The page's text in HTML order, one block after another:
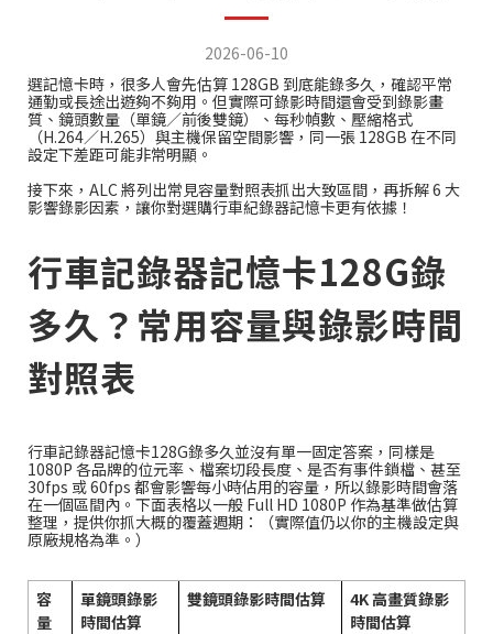
2026-06-10
選記憶卡時，很多人會先估算 128GB 到底能錄多久，確認平常
通勤或長途出遊夠不夠用。但實際可錄影時間還會受到錄影畫
質、鏡頭數量（單鏡／前後雙鏡）、每秒幀數、壓縮格式
（H.264／H.265）與主機保留空間影響，同一張 128GB 在不同
設定下差距可能非常明顯。
接下來，ALC 將列出常見容量對照表抓出大致區間，再拆解 6 大
影響錄影因素，讓你對選購行車紀錄器記憶卡更有依據！
行車記錄器記憶卡128G錄
多久？常用容量與錄影時間
對照表
行車記錄器記憶卡128G錄多久並沒有單一固定答案，同樣是
1080P 各品牌的位元率、檔案切段長度、是否有事件鎖檔、甚至
30fps 或 60fps 都會影響每小時佔用的容量，所以錄影時間會落
在一個區間內。下面表格以一般 Full HD 1080P 作為基準做估算
整理，提供你抓大概的覆蓋週期：（實際值仍以你的主機設定與
原廠規格為準。）
容
量
單鏡頭錄影
時間估算
雙鏡頭錄影時間估算
4K 高畫質錄影
時間估算